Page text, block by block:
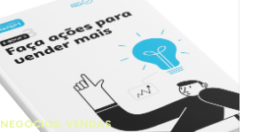
NEGÓCIOS, VENDAS